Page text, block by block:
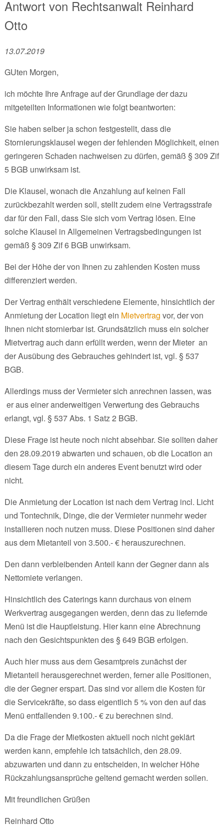
Antwort von Rechtsanwalt Reinhard
Otto
13.07.2019
GUten Morgen,
ich möchte Ihre Anfrage auf der Grundlage der dazu
mitgeteilten Informationen wie folgt beantworten:
Sie haben selber ja schon festgestellt, dass die
Stornierungsklausel wegen der fehlenden Möglichkeit, einen
geringeren Schaden nachweisen zu dürfen, gemäß § 309 Zif
5 BGB unwirksam ist.
Die Klausel, wonach die Anzahlung auf keinen Fall
zurückbezahlt werden soll, stellt zudem eine Vertragsstrafe
dar für den Fall, dass Sie sich vom Vertrag lösen. Eine
solche Klausel in Allgemeinen Vertragsbedingungen ist
gemäß § 309 Zif 6 BGB unwirksam.
Bei der Höhe der von Ihnen zu zahlenden Kosten muss
differenziert werden.
Der Vertrag enthält verschiedene Elemente, hinsichtlich der
Anmietung der Location liegt ein Mietvertrag vor, der von
Ihnen nicht stornierbar ist. Grundsätzlich muss ein solcher
Mietvertrag auch dann erfüllt werden, wenn der Mieter an
der Ausübung des Gebrauches gehindert ist, vgl. § 537
BGB.
Allerdings muss der Vermieter sich anrechnen lassen, was
er aus einer anderweitigen Verwertung des Gebrauchs
erlangt, vgl. § 537 Abs. 1 Satz 2 BGB.
Diese Frage ist heute noch nicht absehbar. Sie sollten daher
den 28.09.2019 abwarten und schauen, ob die Location an
diesem Tage durch ein anderes Event benutzt wird oder
nicht.
Die Anmietung der Location ist nach dem Vertrag incl. Licht
und Tontechnik, Dinge, die der Vermieter nunmehr weder
installieren noch nutzen muss. Diese Positionen sind daher
aus dem Mietanteil von 3.500.- € herauszurechnen.
Den dann verbleibenden Anteil kann der Gegner dann als
Nettomiete verlangen.
Hinsichtlich des Caterings kann durchaus von einem
Werkvertrag ausgegangen werden, denn das zu liefernde
Menü ist die Hauptleistung. Hier kann eine Abrechnung
nach den Gesichtspunkten des § 649 BGB erfolgen.
Auch hier muss aus dem Gesamtpreis zunächst der
Mietanteil herausgerechnet werden, ferner alle Positionen,
die der Gegner erspart. Das sind vor allem die Kosten für
die Servicekräfte, so dass eigentlich 5 % von den auf das
Menü entfallenden 9.100.- € zu berechnen sind.
Da die Frage der Mietkosten aktuell noch nicht geklärt
werden kann, empfehle ich tatsächlich, den 28.09.
abzuwarten und dann zu entscheiden, in welcher Höhe
Rückzahlungsansprüche geltend gemacht werden sollen.
Mit freundlichen Grüßen
Reinhard Otto